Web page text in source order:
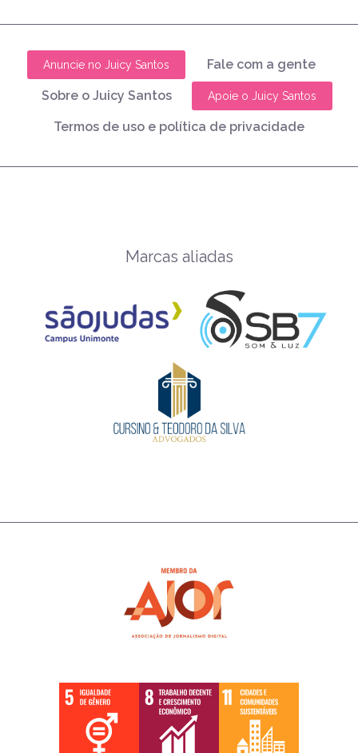
Anuncie no Juicy Santos Fale com a gente
Sobre o Juicy Santos Apoie o Juicy Santos
Termos de uso e política de privacidade
Marcas aliadas